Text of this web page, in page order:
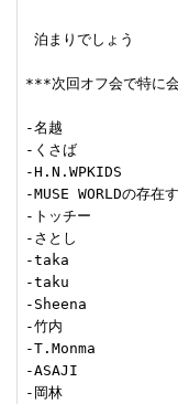
泊まりでしょう
***次回オフ会で特に
-名越
-くさば
-H.N.WPKIDS
-MUSE WORLDの存在
-トッチー
-さとし
-taka
-taku
-Sheena
-竹内
-T.Monma
-ASAJI
-岡林